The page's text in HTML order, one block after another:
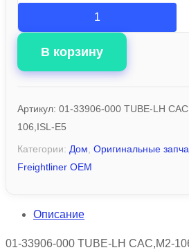
В корзину
Артикул: 01-33906-000 TUBE-LH
106,ISL-E5
Категории: Дом Оригинальные
Freightliner OEM
Описание
01-33906-000 TUBE-LH CAC,M2-